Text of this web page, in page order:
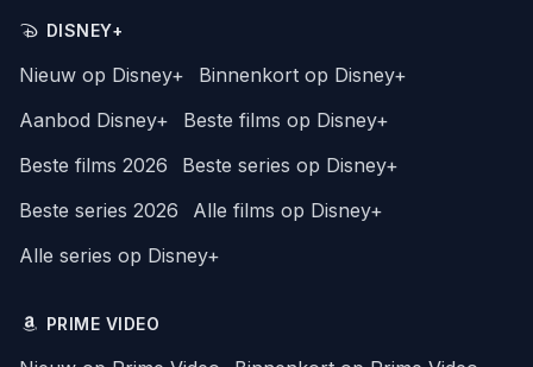
DISNEY+
Nieuw op Disney+
Binnenkort op Disney+
Aanbod Disney+
Beste films op Disney+
Beste films 2026
Beste series op Disney+
Beste series 2026
Alle films op Disney+
Alle series op Disney+
PRIME VIDEO